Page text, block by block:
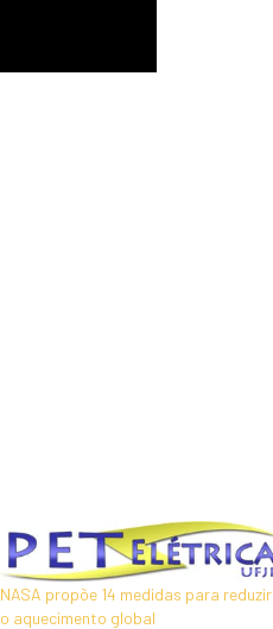
NASA propõe 14 medidas para reduzir
o aquecimento global